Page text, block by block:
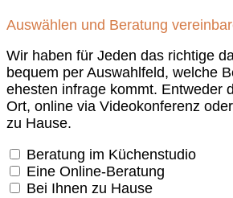
Auswählen und Beratung
Wir haben für Jeden das richtige
bequem per Auswahlfeld, welche
ehesten infrage kommt. Entweder
Ort, online via Videokonferenz
zu Hause.
Beratung im Küchenstudio
Eine Online-Beratung
Bei Ihnen zu Hause